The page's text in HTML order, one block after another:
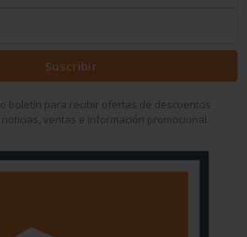
Suscribir
boletín para recibir ofertas de descuentos
ventas e información promocional.